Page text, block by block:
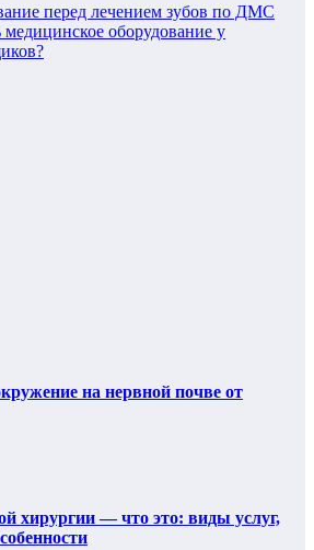
перед лечением зубов по ДМС
медицинское оборудование у
на нервной почве от
хирургии — что это: виды услуг,